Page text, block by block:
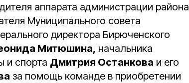
аппарата администрации района
Муниципального совета
директора Бирюченского
Митюшина, начальника
и спорта Дмитрия Останкова и его
за помощь команде в приобретении